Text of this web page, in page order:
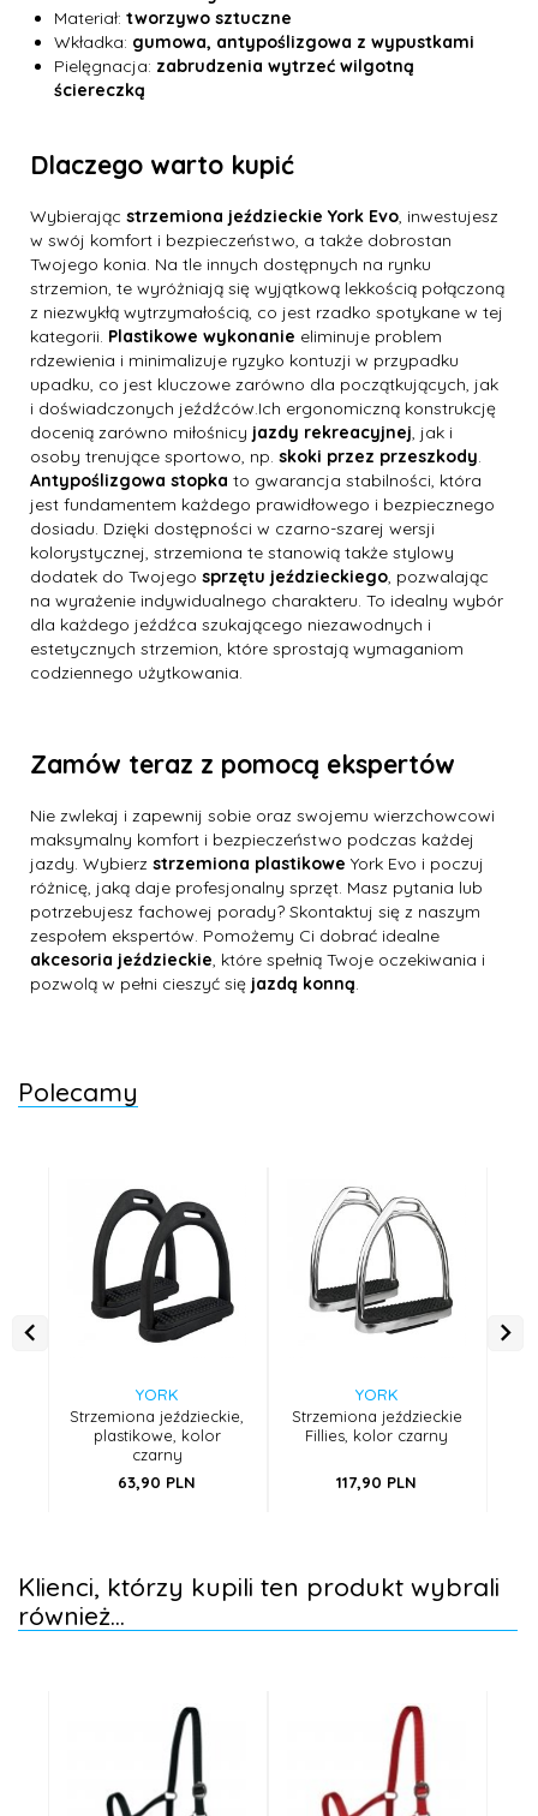
Materiał: tworzywo sztuczne
Wkładka: gumowa, antypoślizgowa z wypustkami
Pielęgnacja: zabrudzenia wytrzeć wilgotną
ściereczką
Dlaczego warto kupić
Wybierając strzemiona jeździeckie York Evo, inwestujesz
w swój komfort i bezpieczeństwo, a także dobrostan
Twojego konia. Na tle innych dostępnych na rynku
strzemion, te wyróżniają się wyjątkową lekkością połączoną
z niezwykłą wytrzymałością, co jest rzadko spotykane w tej
kategorii. Plastikowe wykonanie eliminuje problem
rdzewienia i minimalizuje ryzyko kontuzji w przypadku
upadku, co jest kluczowe zarówno dla początkujących, jak
i doświadczonych jeźdźców.Ich ergonomiczną konstrukcję
docenią zarówno miłośnicy jazdy rekreacyjnej, jak i
osoby trenujące sportowo, np. skoki przez przeszkody.
Antypoślizgowa stopka to gwarancja stabilności, która
jest fundamentem każdego prawidłowego i bezpiecznego
dosiadu. Dzięki dostępności w czarno-szarej wersji
kolorystycznej, strzemiona te stanowią także stylowy
dodatek do Twojego sprzętu jeździeckiego, pozwalając
na wyrażenie indywidualnego charakteru. To idealny wybór
dla każdego jeźdźca szukającego niezawodnych i
estetycznych strzemion, które sprostają wymaganiom
codziennego użytkowania.
Zamów teraz z pomocą ekspertów
Nie zwlekaj i zapewnij sobie oraz swojemu wierzchowcowi
maksymalny komfort i bezpieczeństwo podczas każdej
jazdy. Wybierz strzemiona plastikowe York Evo i poczuj
różnicę, jaką daje profesjonalny sprzęt. Masz pytania lub
potrzebujesz fachowej porady? Skontaktuj się z naszym
zespołem ekspertów. Pomożemy Ci dobrać idealne
akcesoria jeździeckie, które spełnią Twoje oczekiwania i
pozwolą w pełni cieszyć się jazdą konną.
Polecamy
YORK
Strzemiona jeździeckie,
plastikowe, kolor
czarny
63,90 PLN
YORK
Strzemiona jeździeckie
Fillies, kolor czarny
117,90 PLN
Klienci, którzy kupili ten produkt wybrali
również...